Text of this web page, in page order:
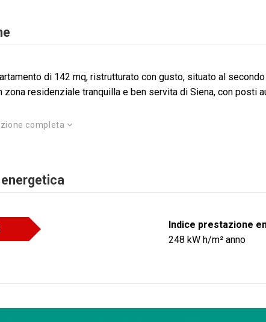
di 142 mq, ristrutturato con gusto, situato al
zona residenziale tranquilla e ben servita di Siena, con posti
completa
Indice prestazione
248 kW h/m² anno